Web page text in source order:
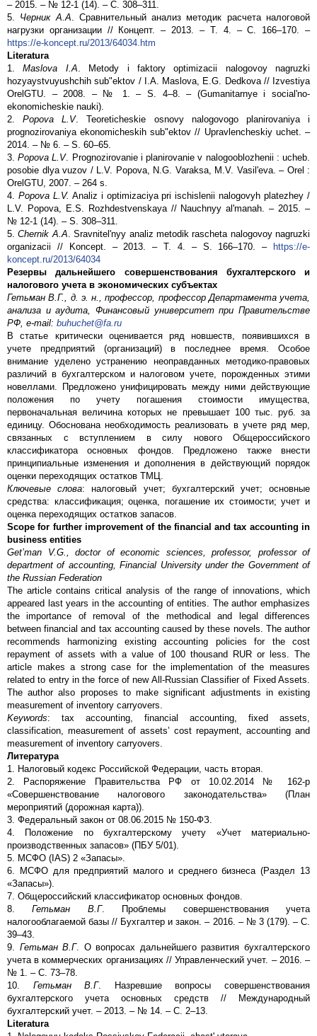
– 2015. – № 12-1 (14). – С. 308–311.
5. Черник А.А . Сравнительный анализ методик расчета налоговой
нагрузки организации // Концепт. – 2013. – Т. 4. – С. 166–170. –
https://e-koncept.ru/2013/64034.htm
Literatura
1.Maslova I.A . Metody i faktory optimizacii nalogovoy nagruzki
hozyaystvuyushchih sub"ektov / I.A. Maslova, E.G. Dedkova // Izvestiya
OrelGTU. – 2008. – № 1. – S. 4–8. – (Gumanitarnye i social'no-
ekonomicheskie nauki).
2.Popova L.V. Teoreticheskie osnovy nalogovogo planirovaniya i
prognozirovaniya ekonomicheskih sub"ektov // Upravlencheskiy uchet. –
2014. – № 6. – S. 60–65.
3.Popova L.V. Prognozirovanie i planirovanie v nalogooblozhenii : ucheb.
posobie dlya vuzov / L.V. Popova, N.G. Varaksa, M.V. Vasil'eva. – Orel :
OrelGTU, 2007. – 264 s.
4. Popova L.V. Analiz i optimizaciya pri ischislenii nalogovyh platezhey /
L.V. Popova, E.S. Rozhdestvenskaya // Nauchnyy al'manah. – 2015. –
№ 12-1 (14). – S. 308–311.
5.Chernik A.A . Sravnitel'nyy analiz metodik rascheta nalogovoy nagruzki
organizacii // Koncept. – 2013. – T. 4. – S. 166–170. – https://e-
koncept.ru/2013/64034
Резервы дальнейшего совершенствования бухгалтерского и
налогового учета в экономических субъектах
Гетьман В.Г., д. э. н., профессор, профессор Департамента учета,
анализа и аудита, Финансовый университет при Правительстве
РФ, e-mail: buhuchet@fa.ru
В статье критически оценивается ряд новшеств, появившихся в
учете предприятий (организаций) в последнее время. Особое
внимание уделено устранению неоправданных методико-правовых
различий в бухгалтерском и налоговом учете, порожденных этими
новеллами. Предложено унифицировать между ними действующие
положения по учету погашения стоимости имущества,
первоначальная величина которых не превышает 100 тыс. руб. за
единицу. Обоснована необходимость реализовать в учете ряд мер,
связанных с вступлением в силу нового Общероссийского
классификатора основных фондов. Предложено также внести
принципиальные изменения и дополнения в действующий порядок
оценки переходящих остатков ТМЦ.
Ключевые слова: налоговый учет; бухгалтерский учет; основные
средства: классификация; оценка, погашение их стоимости; учет и
оценка переходящих остатков запасов.
Scope for further improvement of the financial and tax accounting in
business entities
Get’man V.G., doctor of economic sciences, professor, professor of
department of accounting, Financial University under the Government of
the Russian Federation
The article contains critical analysis of the range of innovations, which
appeared last years in the accounting of entities. The author emphasizes
the importance of removal of the methodical and legal differences
between financial and tax accounting caused by these novels. The author
recommends harmonizing existing accounting policies for the cost
repayment of assets with a value of 100 thousand RUR or less. The
article makes a strong case for the implementation of the measures
related to entry in the force of new All-Russian Classifier of Fixed Assets.
The author also proposes to make significant adjustments in existing
measurement of inventory carryovers.
Keywords: tax accounting, financial accounting, fixed assets,
classification, measurement of assets’ cost repayment, accounting and
measurement of inventory carryovers.
Литература
1. Налоговый кодекс Российской Федерации, часть вторая.
2. Распоряжение Правительства РФ от 10.02.2014 № 162-р
«Совершенствование налогового законодательства» (План
мероприятий (дорожная карта)).
3. Федеральный закон от 08.06.2015 № 150-ФЗ.
4. Положение по бухгалтерскому учету «Учет материально-
производственных запасов» (ПБУ 5/01).
5. МСФО (IAS) 2 «Запасы».
6. МСФО для предприятий малого и среднего бизнеса (Раздел 13
«Запасы»).
7. Общероссийский классификатор основных фондов.
8.Гетьман В.Г. Проблемы совершенствования учета
налогооблагаемой базы // Бухгалтер и закон. – 2016. – № 3 (179). – С.
39–43.
9. Гетьман В.Г. О вопросах дальнейшего развития бухгалтерского
учета в коммерческих организациях // Управленческий учет. – 2016. –
№ 1. – С. 73–78.
10. Гетьман В.Г. Назревшие вопросы совершенствования
бухгалтерского учета основных средств // Международный
бухгалтерский учет. – 2013. – № 14. – С. 2–13.
Literatura